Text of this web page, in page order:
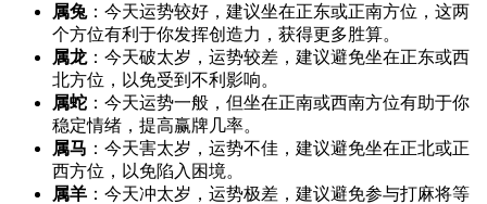
属兔：今天运势较好，建议坐在正东或正南方位，这两
个方位有利于你发挥创造力，获得更多胜算。
属龙：今天破太岁，运势较差，建议避免坐在正东或西
北方位，以免受到不利影响。
属蛇 ：今天运势一般，但坐在正南或西南方位有助于你
稳定情绪，提高赢牌几率。
属马 ：今天害太岁，运势不佳，建议避免坐在正北或正
西方位，以免陷入困境。
属羊 ：今天冲太岁，运势极差，建议避免参与打麻将等